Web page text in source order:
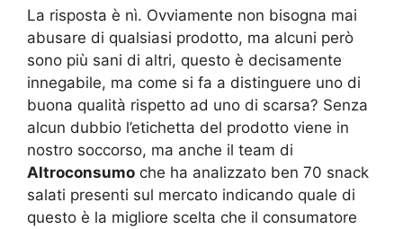
La risposta è nì. Ovviamente non bisogna mai
abusare di qualsiasi prodotto, ma alcuni però
sono più sani di altri, questo è decisamente
innegabile, ma come si fa a distinguere uno di
buona qualità rispetto ad uno di scarsa? Senza
alcun dubbio l’etichetta del prodotto viene in
nostro soccorso, ma anche il team di
Altroconsumo che ha analizzato ben 70 snack
salati presenti sul mercato indicando quale di
questo è la migliore scelta che il consumatore